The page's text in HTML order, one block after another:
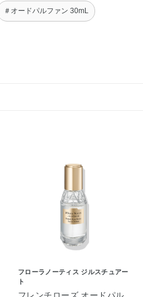
＃オードパルファン 30mL
フローラノーティス ジルスチュアー
ト